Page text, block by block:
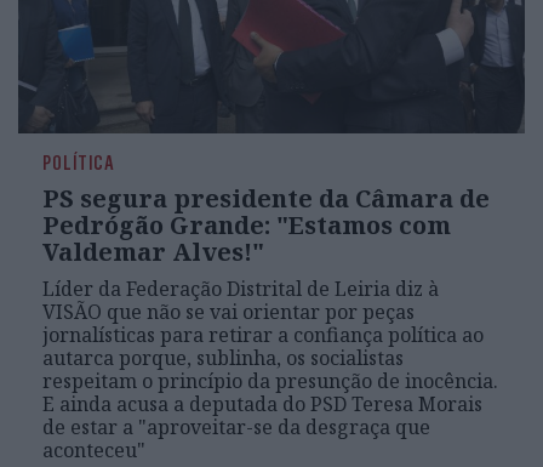
POLÍTICA
PS segura presidente da Câmara de
Pedrógão Grande: "Estamos com
Valdemar Alves!"
Líder da Federação Distrital de Leiria diz à
VISÃO que não se vai orientar por peças
jornalísticas para retirar a confiança política ao
autarca porque, sublinha, os socialistas
respeitam o princípio da presunção de inocência.
E ainda acusa a deputada do PSD Teresa Morais
de estar a "aproveitar-se da desgraça que
aconteceu"